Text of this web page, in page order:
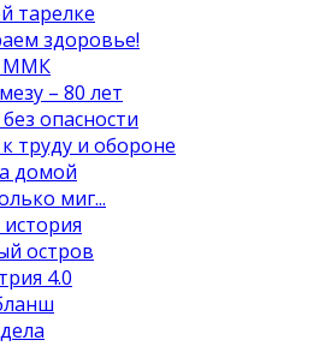
тарелке
здоровье!
ММК
– 80 лет
опасности
труду и обороне
домой
миг...
остров
4.0